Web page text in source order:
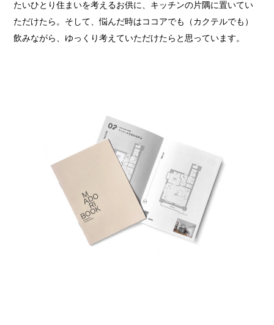
たいひとり住まいを考えるお供に、キッチンの片隅に置いてい
ただけたら。そして、悩んだ時はココアでも（カクテルでも）
飲みながら、ゆっくり考えていただけたらと思っています。